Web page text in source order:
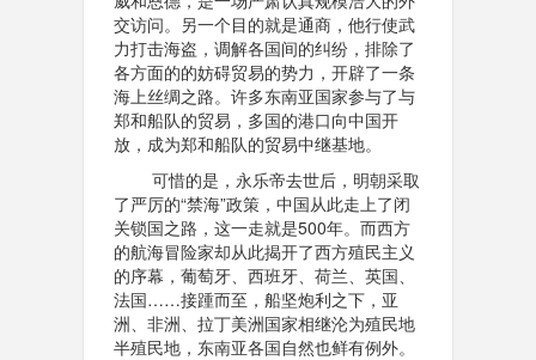
交访问。另一个目的就是通商，他行使武
力打击海盗，调解各国间的纠纷，排除了
各方面的的妨碍贸易的势力，开辟了一条
海上丝绸之路。许多东南亚国家参与了与
郑和船队的贸易，多国的港口向中国开
放，成为郑和船队的贸易中继基地。
可惜的是，永乐帝去世后，明朝采取
了严厉的“禁海”政策，中国从此走上了闭
关锁国之路，这一走就是500年。而西方
的航海冒险家却从此揭开了西方殖民主义
的序幕，葡萄牙、西班牙、荷兰、英国、
法国……接踵而至，船坚炮利之下，亚
洲、非洲、拉丁美洲国家相继沦为殖民地
半殖民地，东南亚各国自然也鲜有例外。